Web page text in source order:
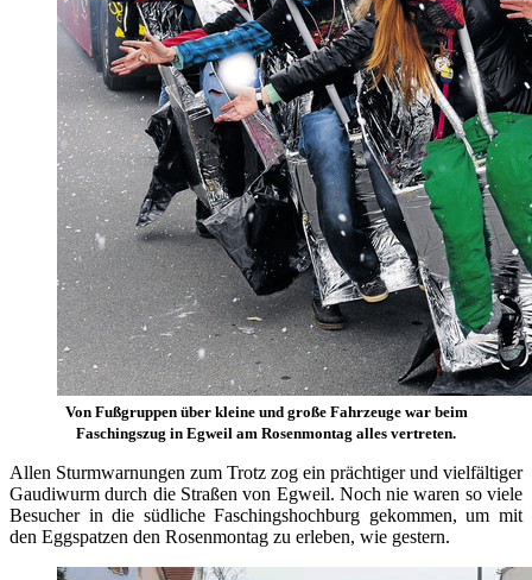
Von Fußgruppen über kleine und große Fahrzeuge war beim
Faschingszug in Egweil am Rosenmontag alles vertreten.
Allen Sturmwarnungen zum Trotz zog ein prächtiger und vielfältiger
Gaudiwurm durch die Straßen von Egweil. Noch nie waren so viele
Besucher in die südliche Faschingshochburg gekommen, um mit
den Eggspatzen den Rosenmontag zu erleben, wie gestern.